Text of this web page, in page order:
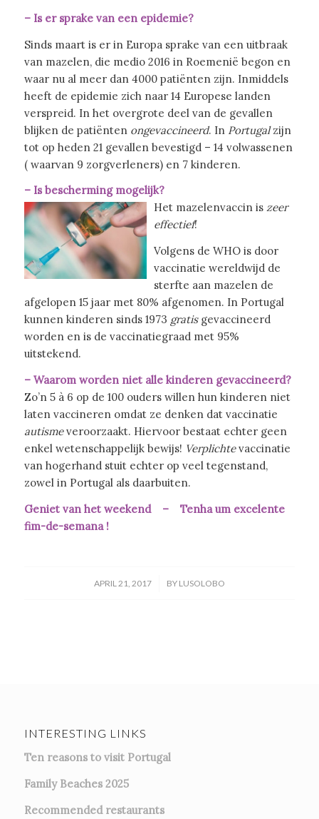
– Is er sprake van een epidemie?
Sinds maart is er in Europa sprake van een uitbraak
van mazelen, die medio 2016 in Roemenië begon en
waar nu al meer dan 4000 patiënten zijn. Inmiddels
heeft de epidemie zich naar 14 Europese landen
verspreid. In het overgrote deel van de gevallen
blijken de patiënten ongevaccineerd. In Portugalzijn
tot op heden 21 gevallen bevestigd – 14 volwassenen
( waarvan 9 zorgverleners) en 7 kinderen.
– Is bescherming mogelijk?
Het mazelenvaccin is zeer
effectief!
Volgens de WHO is door
vaccinatie wereldwijd de
sterfte aan mazelen de
afgelopen 15 jaar met 80% afgenomen. In Portugal
kunnen kinderen sinds 1973 gratisgevaccineerd
worden en is de vaccinatiegraad met 95%
uitstekend.
– Waarom worden niet alle kinderen gevaccineerd?
Zo’n 5 à 6 op de 100 ouders willen hun kinderen niet
laten vaccineren omdat ze denken dat vaccinatie
autismeveroorzaakt. Hiervoor bestaat echter geen
enkel wetenschappelijk bewijs! Verplichtevaccinatie
van hogerhand stuit echter op veel tegenstand,
zowel in Portugal als daarbuiten.
Geniet van het weekend – Tenha um excelente
fim-de-semana !
APRIL 21, 2017
/ BY LUSOLOBO
INTERESTING LINKS
Ten reasons to visit Portugal
Family Beaches 2025
Recommended restaurants